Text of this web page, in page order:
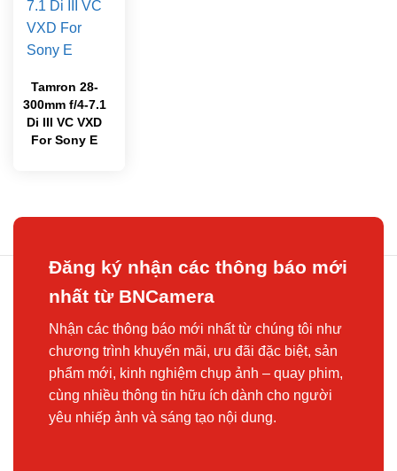
Tamron 28-
300mm f/4-7.1
Di III VC VXD
For Sony E
Đăng ký nhận các thông báo mới
nhất từ BNCamera
Nhận các thông báo mới nhất từ chúng tôi như
chương trình khuyến mãi, ưu đãi đặc biệt, sản
phẩm mới, kinh nghiệm chụp ảnh – quay phim,
cùng nhiều thông tin hữu ích dành cho người
yêu nhiếp ảnh và sáng tạo nội dung.